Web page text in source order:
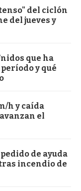
del ciclón
del jueves y
que ha
y qué
h y caída
el
de ayuda
incendio de